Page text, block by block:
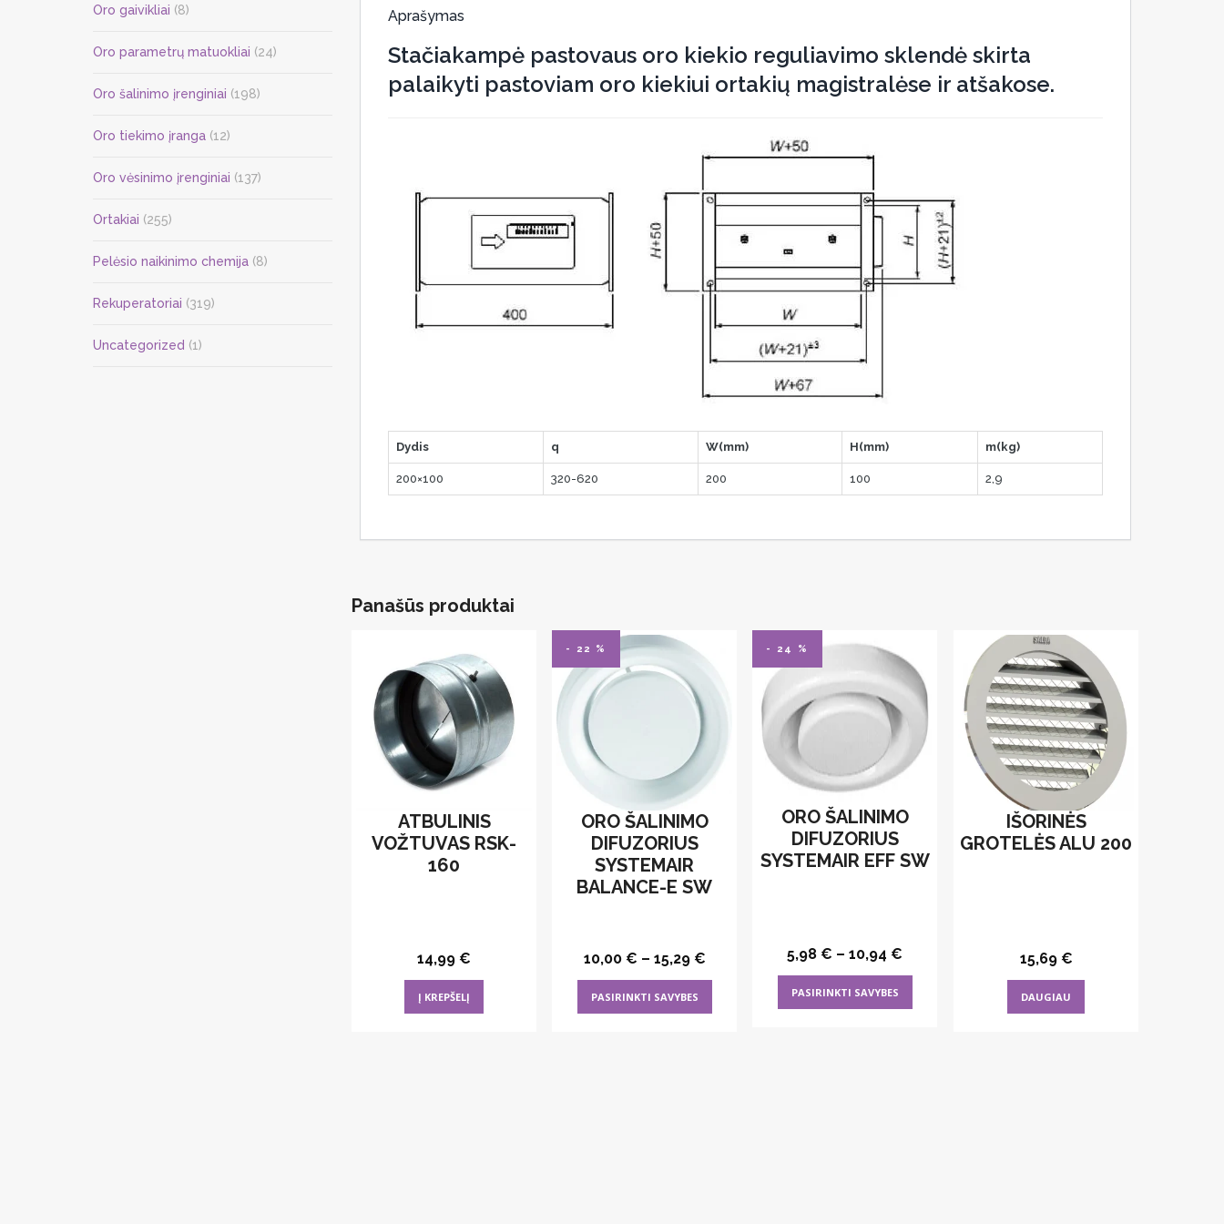
Aprašymas
Stačiakampė pastovaus oro kiekio reguliavimo sklendė skirta
palaikyti pastoviam oro kiekiui ortakių magistralėse ir atšakose.
Dydis q W(mm) H(mm) m(kg)
200×100 320-620 200 100 2,9
Panašūs produktai
ATBULINIS
VOŽTUVAS RSK-
160
14,99 €
Į KREPŠELĮ
- 22 %
ORO ŠALINIMO
DIFUZORIUS
SYSTEMAIR
BALANCE-E SW
10,00 € – 15,29 €
PASIRINKTI SAVYBES
product
- 24 %
ORO ŠALINIMO
DIFUZORIUS
SYSTEMAIR EFF SW
5,98 € –10,94 €
PASIRINKTI SAVYBES
product
IŠORINĖS
GROTELĖS ALU 200
15,69 €
DAUGIAU
Oro gaivikliai (8)
Oro parametrų matuokliai (24)
Oro šalinimo įrenginiai (198)
Oro tiekimo įranga (12)
Oro vėsinimo įrenginiai (137)
Ortakiai (255)
Pelėsio naikinimo chemija (8)
Rekuperatoriai (319)
Uncategorized (1)